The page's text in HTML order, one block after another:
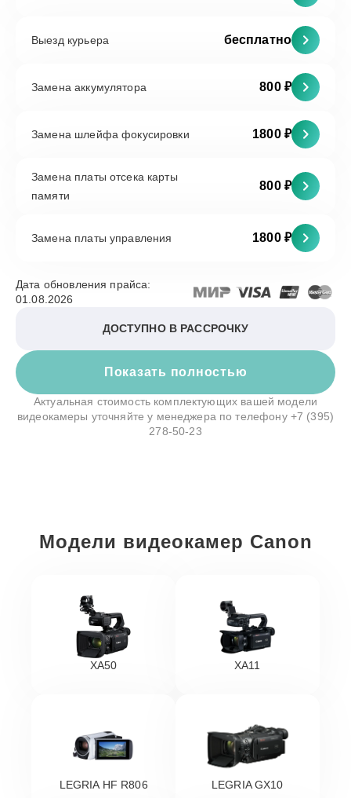
Выезд курьера бесплатно
Замена аккумулятора 800 ₽
Замена шлейфа фокусировки 1800 ₽
Замена платы отсека карты
памяти
800 ₽
Замена платы управления 1800 ₽
Показать полностью
Дата обновления прайса:
01.08.2026
ДОСТУПНО В РАССРОЧКУ
Актуальная стоимость комплектующих вашей модели
видеокамеры уточняйте у менеджера по телефону +7 (395)
278-50-23
Модели видеокамер Canon
XA50 XA11
LEGRIA HF R806 LEGRIA GX10